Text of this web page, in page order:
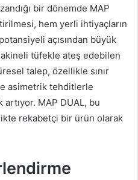
bir dönemde MAP
hem yerli ihtiyaçların
açısından büyük
tüfekle ateş edebilen
talep, özellikle sınır
asimetrik tehditlerle
MAP DUAL, bu
rekabetçi bir ürün olarak